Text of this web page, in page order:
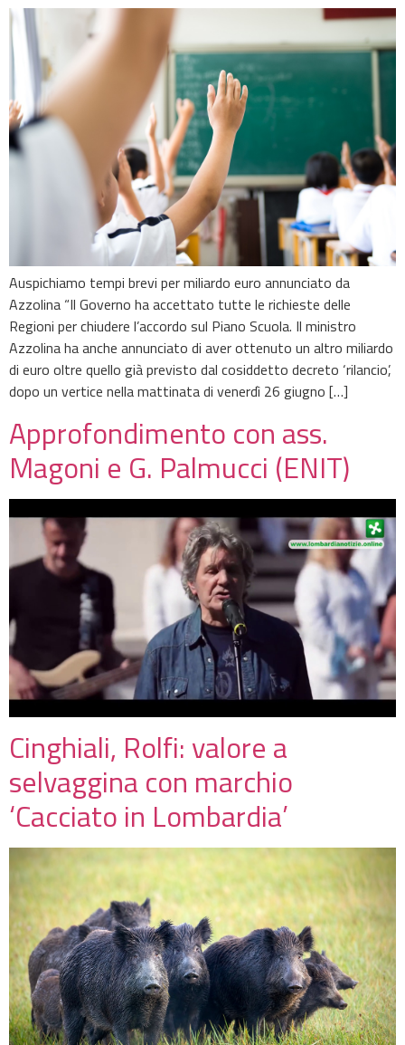
Auspichiamo tempi brevi per miliardo euro annunciato da
Azzolina “Il Governo ha accettato tutte le richieste delle
Regioni per chiudere l’accordo sul Piano Scuola. Il ministro
Azzolina ha anche annunciato di aver ottenuto un altro miliardo
di euro oltre quello già previsto dal cosiddetto decreto ‘rilancio’,
dopo un vertice nella mattinata di venerdì 26 giugno […]
Approfondimento con ass.
Magoni e G. Palmucci (ENIT)
Cinghiali, Rolfi: valore a
selvaggina con marchio
‘Cacciato in Lombardia’